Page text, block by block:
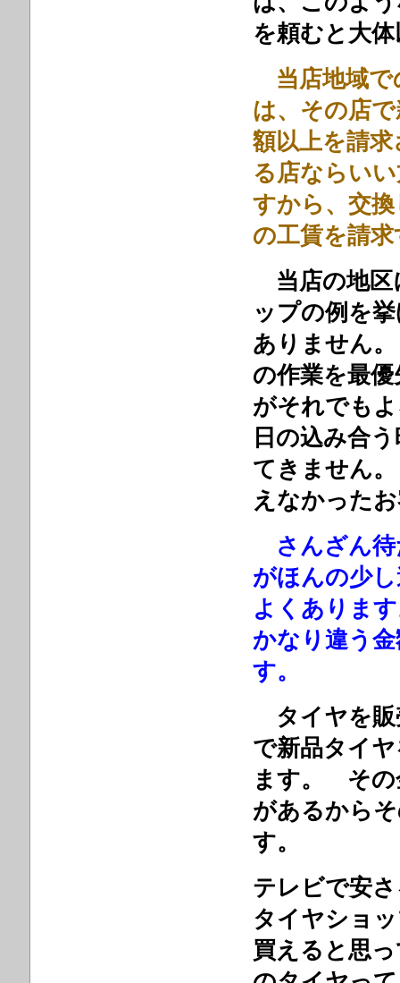
を頼むと大
当店地域
は、その店
額以上を請
る店ならい
すから、交
の工賃を請
当店の地
ップの例を
ありません
の作業を最
がそれでも
日の込み合
てきません
えなかった
さんざん
がほんの少
よくありま
かなり違う
す。
タイヤを
で新品タイ
ます。 その
があるから
す。
テレビで安
タイヤショ
買えると思